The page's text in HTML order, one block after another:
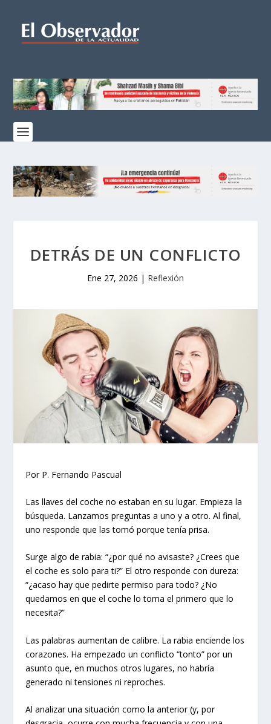
DETRÁS DE UN CONFLICTO
Ene 27, 2026 | Reflexión
Por P. Fernando Pascual
Las llaves del coche no estaban en su lugar. Empieza la
búsqueda. Lanzamos preguntas a uno y a otro. Al final,
uno responde que las tomó porque tenía prisa.
Surge algo de rabia: “¿por qué no avisaste? ¿Crees que
el coche es solo para ti?” El otro responde con dureza:
“¿acaso hay que pedirte permiso para todo? ¿No
quedamos en que el coche lo toma el primero que lo
necesita?”
Las palabras aumentan de calibre. La rabia enciende los
corazones. Ha empezado un conflicto “tonto” por un
asunto que, en muchos otros lugares, no habría
generado ni tensiones ni reproches.
Al analizar una situación como la anterior (y, por